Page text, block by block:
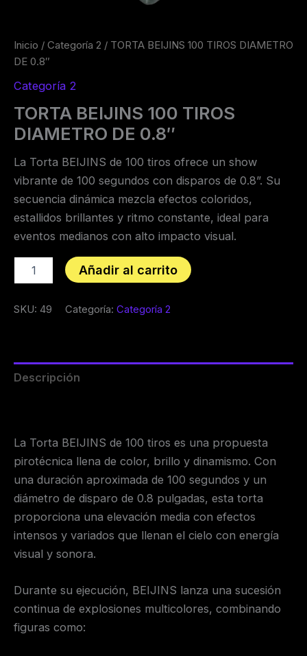
Inicio / Categoría 2 / TORTA BEIJINS 100 TIROS DIAMETRO
DE 0.8″
Categoría 2
TORTA BEIJINS 100 TIROS
DIAMETRO DE 0.8″
La Torta BEIJINS de 100 tiros ofrece un show
vibrante de 100 segundos con disparos de 0.8”. Su
secuencia dinámica mezcla efectos coloridos,
estallidos brillantes y ritmo constante, ideal para
eventos medianos con alto impacto visual.
Añadir al carrito
SKU: 49 Categoría: Categoría 2
Descripción
La Torta BEIJINS de 100 tiros es una propuesta
pirotécnica llena de color, brillo y dinamismo. Con
una duración aproximada de 100 segundos y un
diámetro de disparo de 0.8 pulgadas, esta torta
proporciona una elevación media con efectos
intensos y variados que llenan el cielo con energía
visual y sonora.
Durante su ejecución, BEIJINS lanza una sucesión
continua de explosiones multicolores, combinando
figuras como: